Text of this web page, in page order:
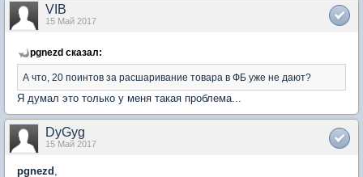
VIB
15 Май 2017
pgnezd сказал:
А что, 20 поинтов за расшаривание товара в ФБ уже не дают?
Я думал это только у меня такая проблема...
DyGyg
15 Май 2017
pgnezd ,